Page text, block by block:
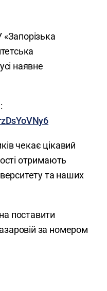
наявне
чекає цікавий
отримають
та наших
поставити
за номером